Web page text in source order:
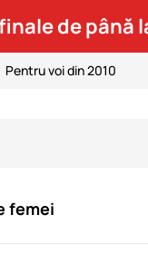
de până
Pentru voi din 2010
femei